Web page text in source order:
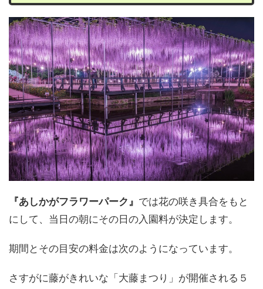
『あしかがフラワーパーク』 では花の咲き具合をもと
にして、当日の朝にその日の入園料が決定します。
期間とその目安の料金は次のようになっています。
さすがに藤がきれいな「大藤まつり」が開催される５